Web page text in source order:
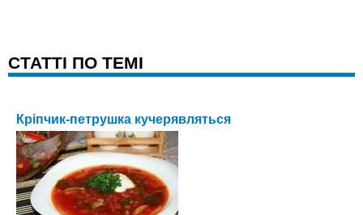
CТАТТІ ПО ТЕМІ
Кріпчик-петрушка кучерявляться